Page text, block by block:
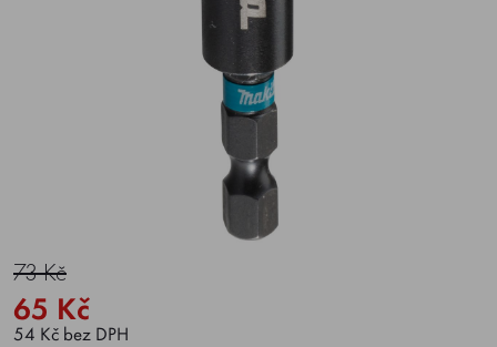
73 Kč
65 Kč
54 Kč bez DPH